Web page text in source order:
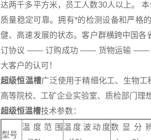
达两千多平方米，员工人数30人以上。
质量稳定可靠。拥有*的检测设备和严格
健、高速发展的状态。客户群横跨中国
订协议 —— 订购成功 —— 货物运输 ——
大客户的认可！
超级恒温槽广泛使用于精细化工、生物工
高等院校、工矿企业实验室、质检部门理
超级恒温槽技术参数：
型号
温度范围 温度波动度数显分